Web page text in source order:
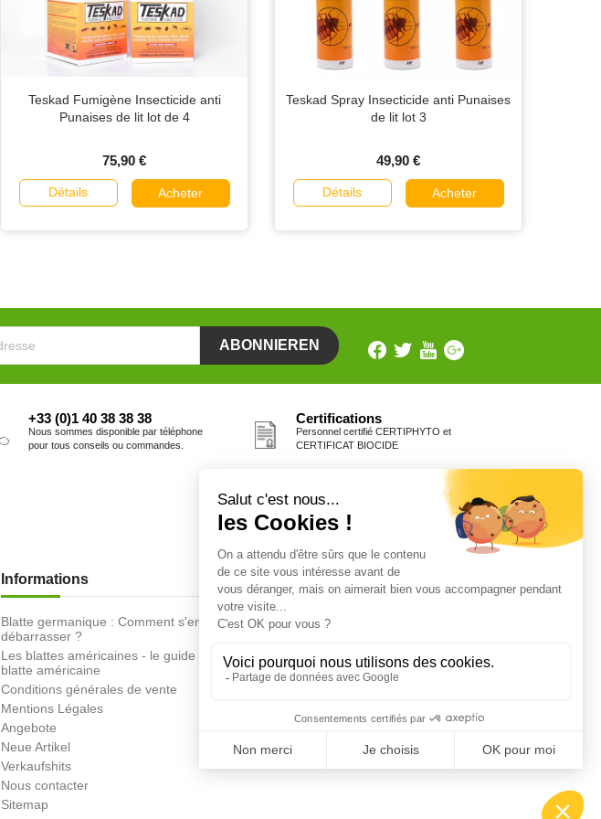
Teskad Fumigène Insecticide anti
Punaises de lit lot de 4
75,90 €
Détails Acheter
Teskad Spray Insecticide anti Punaises
de lit lot 3
49,90 €
Détails Acheter
+33 (0)1 40 38 38 38
Nous sommes disponible par téléphone
pour tous conseils ou commandes.
Certifications
Personnel certifié CERTIPHYTO et
CERTIFICAT BIOCIDE
Informations
Blatte germanique : Comment s'en
débarrasser ?
Les blattes américaines - le guide de la
blatte américaine
Conditions générales de vente
Mentions Légales
Angebote
Neue Artikel
Verkaufshits
Nous contacter
Sitemap
Fiches conseils
Insecte